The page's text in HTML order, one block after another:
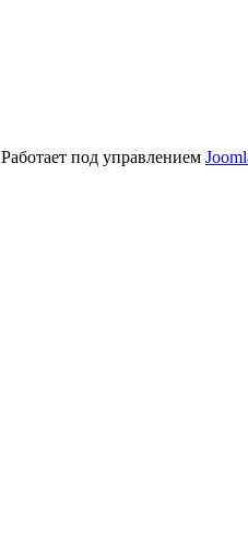
Работает под управлением